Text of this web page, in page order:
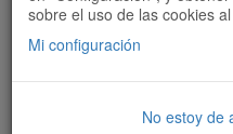
Todas las rutas
Filtrar las rutas
sobre el uso de las cookies
Mi configuración
No estoy de